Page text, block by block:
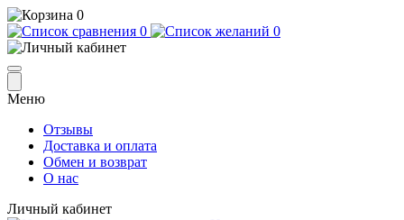
0
0
0
Меню
Отзывы
Доставка и оплата
Обмен и возврат
О нас
Личный кабинет